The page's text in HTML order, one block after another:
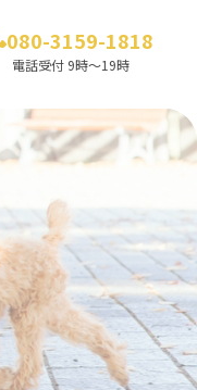
080-3159-1818
電話受付 9時～19時